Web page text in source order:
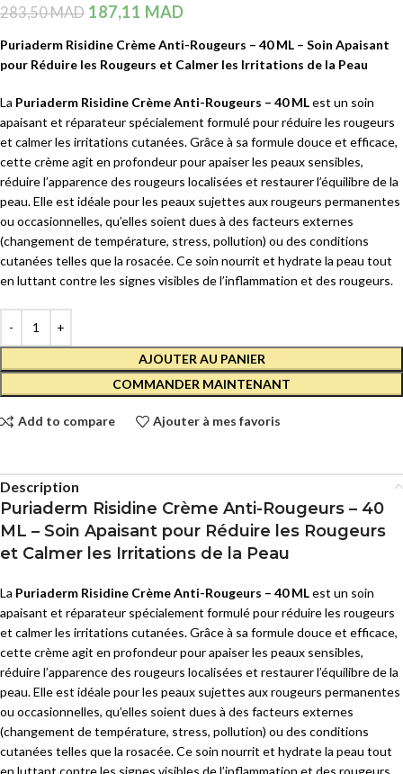
283,50MAD 187,11 MAD
Puriaderm Risidine Crème Anti-Rougeurs – 40 ML – Soin Apaisant
pour Réduire les Rougeurs et Calmer les Irritations de la Peau
La Puriaderm Risidine Crème Anti-Rougeurs – 40 MLest un soin
apaisant et réparateur spécialement formulé pour réduire les rougeurs
et calmer les irritations cutanées. Grâce à sa formule douce et efficace,
cette crème agit en profondeur pour apaiser les peaux sensibles,
réduire l’apparence des rougeurs localisées et restaurer l’équilibre de la
peau. Elle est idéale pour les peaux sujettes aux rougeurs permanentes
ou occasionnelles, qu’elles soient dues à des facteurs externes
(changement de température, stress, pollution) ou des conditions
cutanées telles que la rosacée. Ce soin nourrit et hydrate la peau tout
en luttant contre les signes visibles de l’inflammation et des rougeurs.
AJOUTER AU PANIER
COMMANDER MAINTENANT
Add to compare Ajouter à mes favoris
Description
Puriaderm Risidine Crème Anti-Rougeurs – 40
ML – Soin Apaisant pour Réduire les Rougeurs
et Calmer les Irritations de la Peau
La Puriaderm Risidine Crème Anti-Rougeurs – 40 MLest un soin
apaisant et réparateur spécialement formulé pour réduire les rougeurs
et calmer les irritations cutanées. Grâce à sa formule douce et efficace,
cette crème agit en profondeur pour apaiser les peaux sensibles,
réduire l’apparence des rougeurs localisées et restaurer l’équilibre de la
peau. Elle est idéale pour les peaux sujettes aux rougeurs permanentes
ou occasionnelles, qu’elles soient dues à des facteurs externes
(changement de température, stress, pollution) ou des conditions
cutanées telles que la rosacée. Ce soin nourrit et hydrate la peau tout
en luttant contre les signes visibles de l’inflammation et des rougeurs.